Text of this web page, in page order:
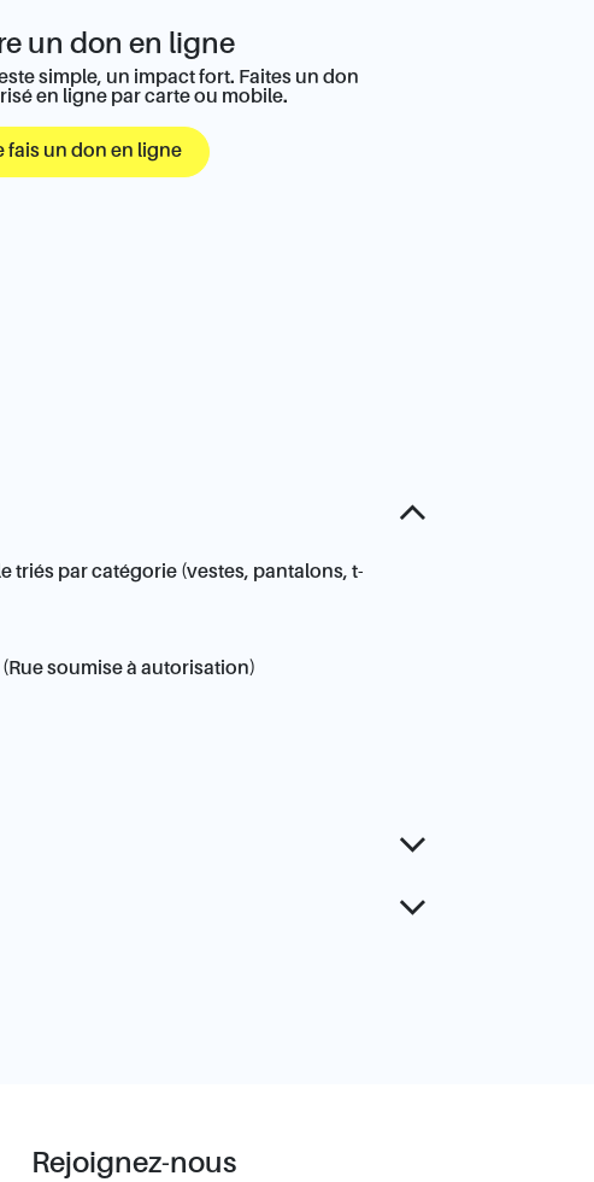
un don en ligne
simple, un impact fort. Faites un don
en ligne par carte ou mobile.
fais un don en ligne
triés par catégorie (vestes, pantalons, t-
soumise à autorisation)
Rejoignez-nous